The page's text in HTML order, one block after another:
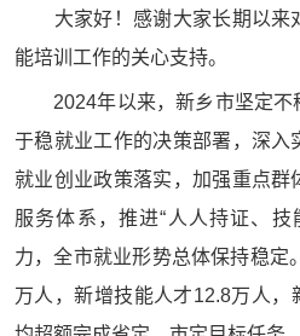
大家好！感谢大家长期以来
能培训工作的关心支持。
2024年以来，新乡市坚定不
于稳就业工作的决策部署，深入
就业创业政策落实，加强重点群
服务体系，推进“人人持证、
力，全市就业形势总体保持稳定
万人，新增技能人才12.8万人，